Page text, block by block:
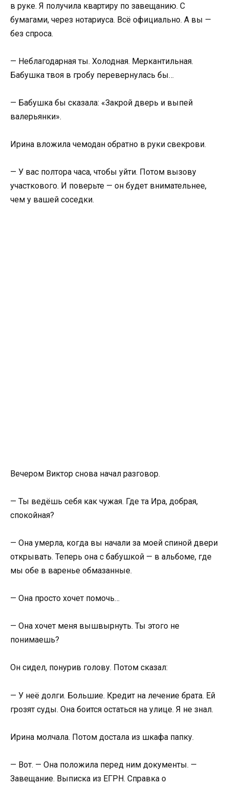
в руке. Я получила квартиру по завещанию. С
бумагами, через нотариуса. Всё официально. А вы —
без спроса.
— Неблагодарная ты. Холодная. Меркантильная.
Бабушка твоя в гробу перевернулась бы…
— Бабушка бы сказала: «Закрой дверь и выпей
валерьянки».
Ирина вложила чемодан обратно в руки свекрови.
— У вас полтора часа, чтобы уйти. Потом вызову
участкового. И поверьте — он будет внимательнее,
чем у вашей соседки.
Вечером Виктор снова начал разговор.
— Ты ведёшь себя как чужая. Где та Ира, добрая,
спокойная?
— Она умерла, когда вы начали за моей спиной двери
открывать. Теперь она с бабушкой — в альбоме, где
мы обе в варенье обмазанные.
— Она просто хочет помочь…
— Она хочет меня вышвырнуть. Ты этого не
понимаешь?
Он сидел, понурив голову. Потом сказал:
— У неё долги. Большие. Кредит на лечение брата. Ей
грозят суды. Она боится остаться на улице. Я не знал.
Ирина молчала. Потом достала из шкафа папку.
— Вот. — Она положила перед ним документы. —
Завещание. Выписка из ЕГРН. Справка о